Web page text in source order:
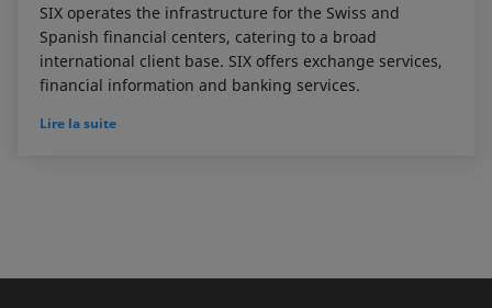
SIX operates the infrastructure for the Swiss and
Spanish financial centers, catering to a broad
international client base. SIX offers exchange services,
financial information and banking services.
Lire la suite